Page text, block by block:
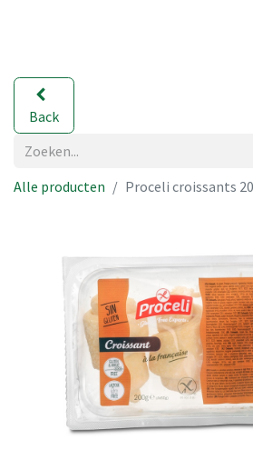
Back
Alle producten Proceli croissants